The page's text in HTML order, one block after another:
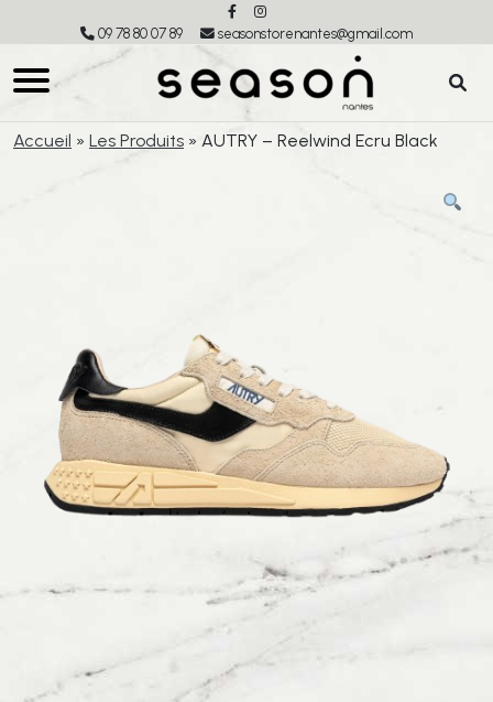
09 78 80 07 89 seasonstorenantes@gmail.com
Accueil » Les Produits » AUTRY – Reelwind Ecru Black